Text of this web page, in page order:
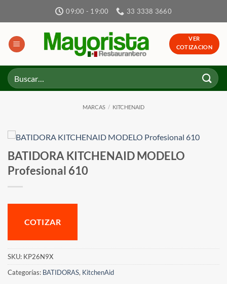
09:00 - 19:00 33 3338 3660
VER
COTIZACION
Buscar
por:
MARCAS / KITCHENAID
BATIDORA KITCHENAID MODELO
Profesional 610
COTIZAR
SKU: KP26N9X
Categorías: BATIDORAS, KitchenAid